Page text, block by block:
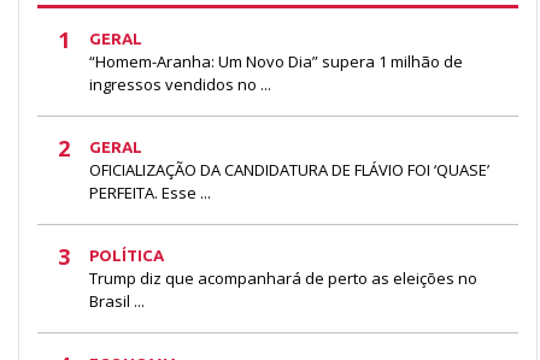
1 GERAL
“Homem-Aranha: Um Novo Dia” supera 1 milhão de
ingressos vendidos no ...
2 GERAL
OFICIALIZAÇÃO DA CANDIDATURA DE FLÁVIO FOI ‘QUASE’
PERFEITA. Esse ...
3 POLÍTICA
Trump diz que acompanhará de perto as eleições no
Brasil ...